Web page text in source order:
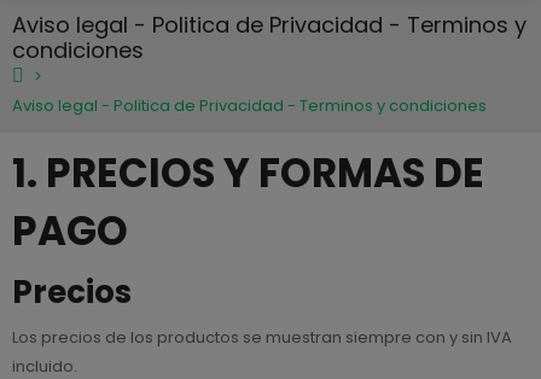
Aviso legal - Politica de Privacidad - Terminos y
condiciones
Aviso legal - Politica de Privacidad - Terminos y condiciones
1. PRECIOS Y FORMAS DE
PAGO
Precios
Los precios de los productos se muestran siempre con y sin IVA
incluido.